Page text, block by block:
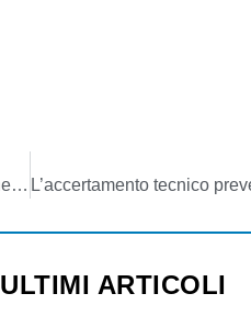
Convegno di Bema, 7 luglio 2007 – Società, Informazione, Giustizia -Intercettazioni telefoniche: diritto di cronaca e diritto alla privacy
ULTIMI ARTICOLI